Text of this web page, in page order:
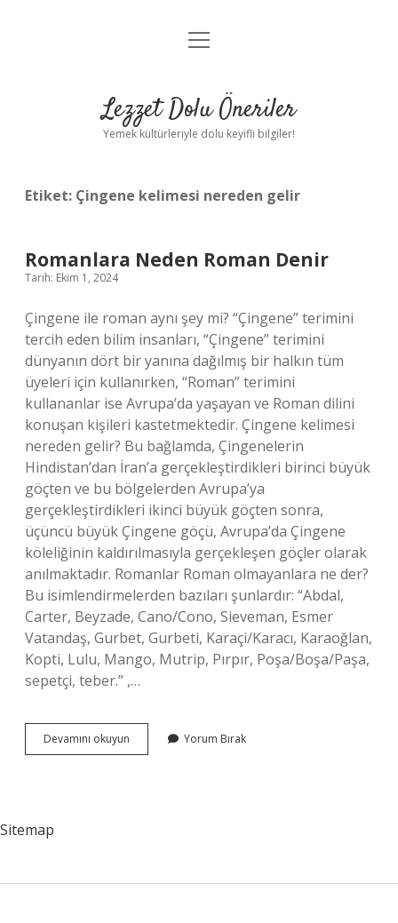
Anasayfa
Yasal Uyarı
menüyü
Lezzet Dolu Öneriler
Yemek kültürleriyle dolu keyifli bilgiler!
Etiket: Çingene kelimesi nereden gelir
Romanlara Neden Roman Denir
Tarih: Ekim 1, 2024
Çingene ile roman aynı şey mi? “Çingene” terimini
tercih eden bilim insanları, “Çingene” terimini
dünyanın dört bir yanına dağılmış bir halkın tüm
üyeleri için kullanırken, “Roman” terimini
kullananlar ise Avrupa’da yaşayan ve Roman dilini
konuşan kişileri kastetmektedir. Çingene kelimesi
nereden gelir? Bu bağlamda, Çingenelerin
Hindistan’dan İran’a gerçekleştirdikleri birinci büyük
göçten ve bu bölgelerden Avrupa’ya
gerçekleştirdikleri ikinci büyük göçten sonra,
üçüncü büyük Çingene göçü, Avrupa’da Çingene
köleliğinin kaldırılmasıyla gerçekleşen göçler olarak
anılmaktadır. Romanlar Roman olmayanlara ne der?
Bu isimlendirmelerden bazıları şunlardır: “Abdal,
Carter, Beyzade, Cano/Cono, Sieveman, Esmer
Vatandaş, Gurbet, Gurbeti, Karaçi/Karacı, Karaoğlan,
Kopti, Lulu, Mango, Mutrip, Pırpır, Poşa/Boşa/Paşa,
sepetçi, teber.” ,…
Devamını okuyun Romanlara
Neden
Yorum Bırak
Sitemap